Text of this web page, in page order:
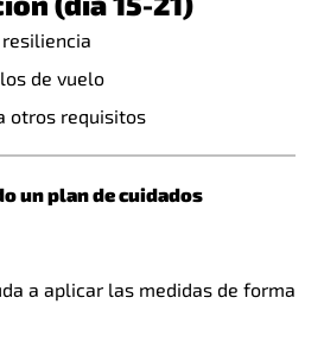
de vuelo
otros requisitos
un plan de cuidados
a aplicar las medidas de forma